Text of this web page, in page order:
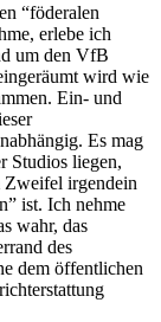
“föderalen
erlebe ich
um den VfB
wird wie
Ein- und
Es mag
Studios liegen,
Zweifel irgendein
ist. Ich nehme
wahr, das
des
dem öffentlichen